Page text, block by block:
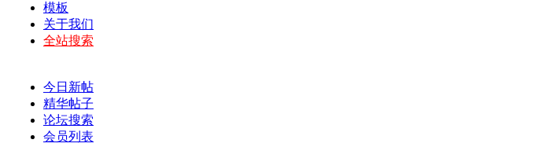
模板
关于我们
全站搜索
今日新帖
精华帖子
论坛搜索
会员列表